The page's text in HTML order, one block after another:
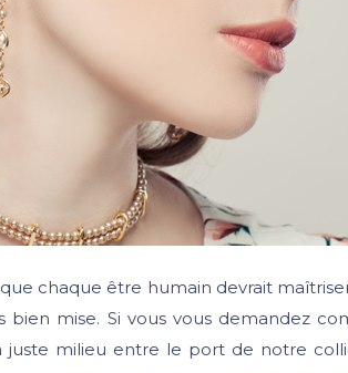
chaque être humain devrait
mise. Si vous vous demandez
milieu entre le port de notre